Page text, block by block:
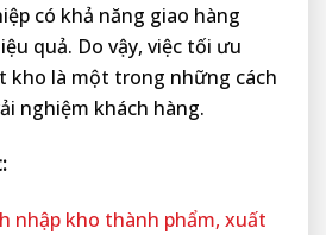
có khả năng giao hàng
quả. Do vậy, việc tối ưu
kho là một trong những cách
nghiệm khách hàng.
nhập kho thành phẩm, xuất